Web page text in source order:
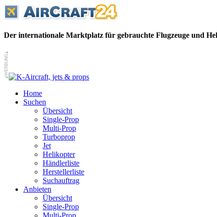
Der internationale Marktplatz für gebrauchte Flugzeuge und
Home
Suchen
Übersicht
Single-Prop
Multi-Prop
Turboprop
Jet
Helikopter
Händlerliste
Herstellerliste
Suchauftrag
Anbieten
Übersicht
Single-Prop
Multi-Prop